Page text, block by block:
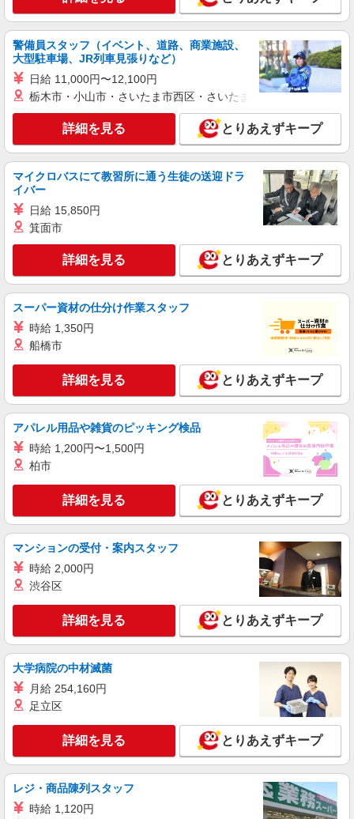
キープ 詳細を見る
アルバイト パート
すき家 4号小山間々田店
すき家の店舗スタッフ（接客・調理・清掃な
ど）
栃木県小山市間々田五料2416-5
キープ 詳細を見る
アルバイト パート
すき家 小山犬塚店
すき家の店舗スタッフ（接客・調理・清掃な
ど）
時給1,450円
キープ 詳細を見る
すき家 小山西城南店
すき家の店舗スタッフ（接客・調理・清掃な
キープ 詳細を見る
すき家 小山西城南店
すき家の店舗スタッフ（接客・調理・清掃な
時給1,130円 ※22:00〜翌5:00：時給1,413円 ※
高校生時給1,080円 ※早朝手当（5:00〜9:00）時給
＋150円栃木県小山市西城南4-19-7
キープ 詳細を見る
アルバイト
すき家の店舗スタッフ（接客・調理・清掃な
時給1,150円 ※22:00〜翌5:00：時給1,450円 ※
高校生時給1,150円 ※早朝手当（5:00〜9:00）時給
警備員スタッフ（イベント、道路、商業施設、
大型駐車場、JR列車見張りなど）
日給 11,000円〜12,100円
栃木市・小山市・さいたま市西区・さいたま市岩槻区・久喜市・
詳細を見る とりあえずキープ
マイクロバスにて教習所に通う生徒の送迎ドラ
イバー
日給 15,850円
箕面市
詳細を見る とりあえずキープ
スーパー資材の仕分け作業スタッフ
時給 1,350円
船橋市
詳細を見る とりあえずキープ
アパレル用品や雑貨のピッキング検品
時給 1,200円〜1,500円
柏市
詳細を見る とりあえずキープ
マンションの受付・案内スタッフ
時給 2,000円
渋谷区
詳細を見る とりあえずキープ
大学病院の中材滅菌
月給 254,160円
足立区
詳細を見る とりあえずキープ
レジ・商品陳列スタッフ
時給 1,120円